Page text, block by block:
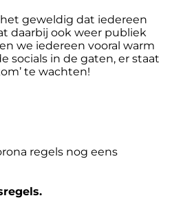
geweldig dat iedereen
daarbij ook weer publiek
we iedereen vooral warm
socials in de gaten, er staat
te wachten!
regels nog eens